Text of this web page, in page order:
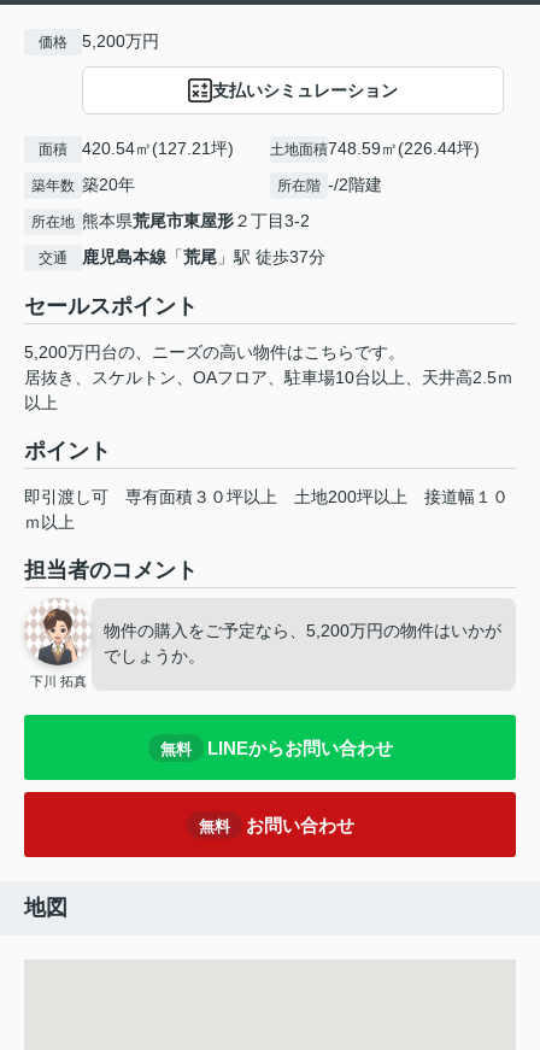
価格 5,200万円
支払いシミュレーション
面積 420.54㎡(127.21坪) 土地面積748.59㎡(226.44坪)
築年数 築20年 所在階 -/2階建
所在地 熊本県荒尾市東屋形２丁目3-2
交通 鹿児島本線 「荒尾 」駅 徒歩37分
セールスポイント
5,200万円台の、ニーズの高い物件はこちらです。
居抜き、スケルトン、OAフロア、駐車場10台以上、天井高2.5ｍ
以上
ポイント
即引渡し可 専有面積３０坪以上 土地200坪以上
接道幅１０
ｍ以上
担当者のコメント
下川 拓真
物件の購入をご予定なら、5,200万円の物件はいかが
でしょうか。
無料 LINEからお問い合わせ
無料 お問い合わせ
地図